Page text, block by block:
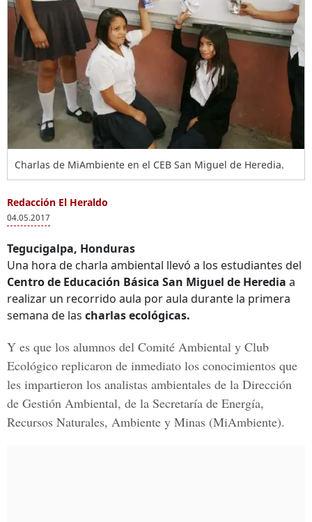
Charlas de MiAmbiente en el CEB San Miguel de Heredia.
Redacción El Heraldo
04.05.2017
Tegucigalpa, Honduras
Una hora de charla ambiental llevó a los estudiantes del
Centro de Educación Básica San Miguel de Heredia a
realizar un recorrido aula por aula durante la primera
semana de las charlas ecológicas.
Y es que los alumnos del Comité Ambiental y Club
Ecológico replicaron de inmediato los conocimientos que
les impartieron los analistas ambientales de la Dirección
de Gestión Ambiental, de la Secretaría de Energía,
Recursos Naturales, Ambiente y Minas (MiAmbiente).